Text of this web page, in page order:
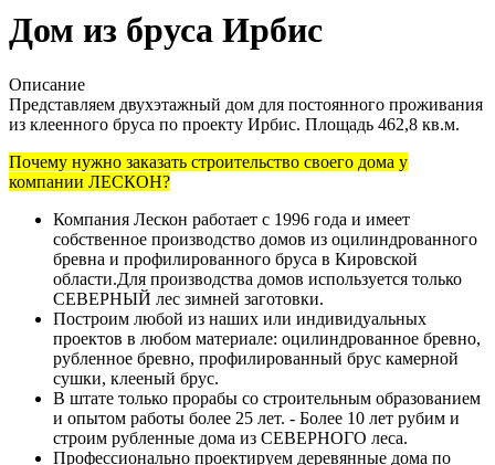
Дом из бруса Ирбис
Описание
Представляем двухэтажный дом для постоянного проживания
из клеенного бруса по проекту Ирбис. Площадь 462,8 кв.м.
Почему нужно заказать строительство своего дома у
компании ЛЕСКОН?
Компания Лескон работает с 1996 года и имеет
собственное производство домов из оцилиндрованного
бревна и профилированного бруса в Кировской
области.Для производства домов используется только
СЕВЕРНЫЙ лес зимней заготовки.
Построим любой из наших или индивидуальных
проектов в любом материале: оцилиндрованное бревно,
рубленное бревно, профилированный брус камерной
сушки, клееный брус.
В штате только прорабы со строительным образованием
и опытом работы более 25 лет. - Более 10 лет рубим и
строим рубленные дома из СЕВЕРНОГО леса.
Профессионально проектируем деревянные дома по